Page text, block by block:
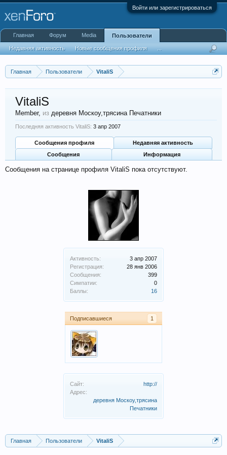
Войти или зарегистрироваться
Главная Пользователи VitaliS
Активность:
3 апр 2007
Регистрация:
28 янв 2006
Сообщения:
399
Симпатии:
0
Баллы:
16
Подписавшиеся 1
Сайт:
http://
Адрес:
деревня Москоу,трясина
Печатники
VitaliS
Member, из деревня Москоу,трясина Печатники
Последняя активность VitaliS: 3 апр 2007
Сообщения профиля
Недавняя активность
Сообщения
Информация
Сообщения на странице профиля VitaliS пока отсутствуют.
Главная Пользователи VitaliS
Главная Форум Media Пользователи
Недавняя активность Новые сообщения профиля